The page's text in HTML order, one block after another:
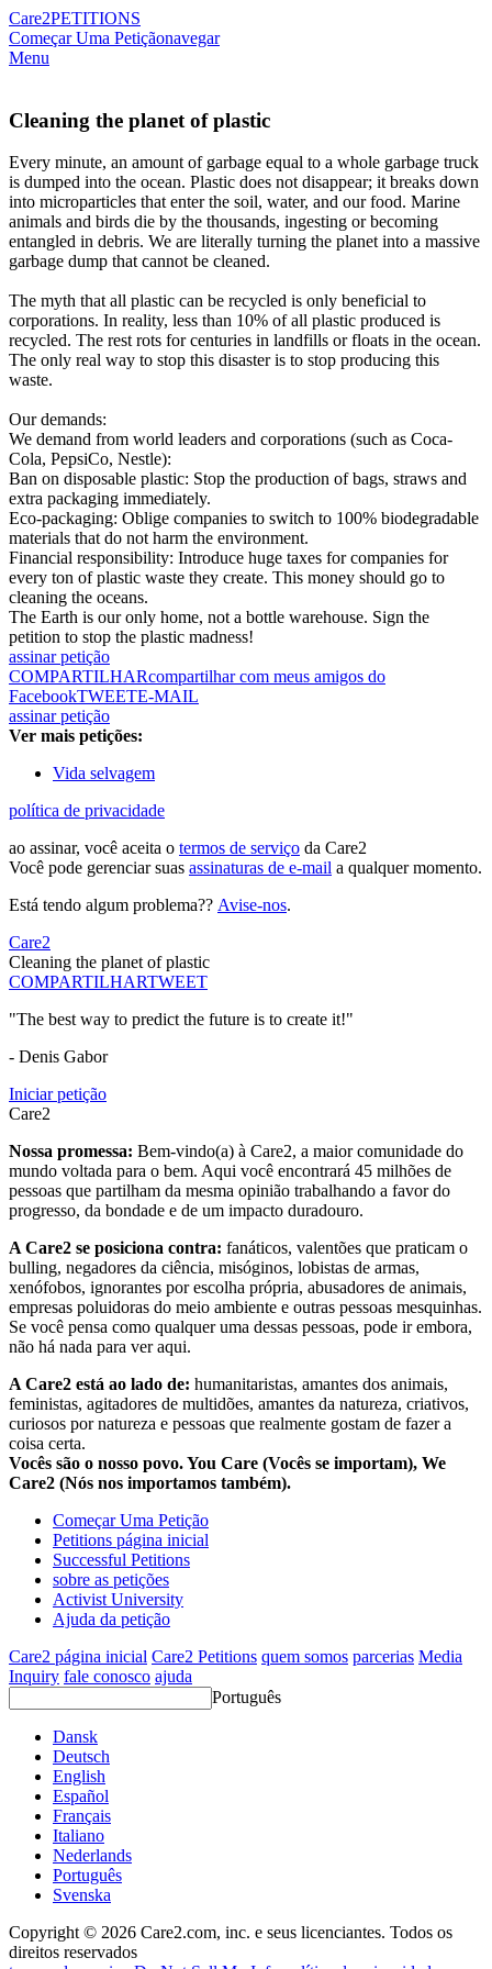
Care2PETITIONS
Começar Uma Petiçãonavegar
Menu
Cleaning the planet of plastic
Every minute, an amount of garbage equal to a whole garbage truck
is dumped into the ocean. Plastic does not disappear; it breaks down
into microparticles that enter the soil, water, and our food. Marine
animals and birds die by the thousands, ingesting or becoming
entangled in debris. We are literally turning the planet into a massive
garbage dump that cannot be cleaned.
The myth that all plastic can be recycled is only beneficial to
corporations. In reality, less than 10% of all plastic produced is
recycled. The rest rots for centuries in landfills or floats in the ocean.
The only real way to stop this disaster is to stop producing this
waste.
Our demands:
We demand from world leaders and corporations (such as Coca-
Cola, PepsiCo, Nestle):
​Ban on disposable plastic: Stop the production of bags, straws and
extra packaging immediately.
​Eco-packaging: Oblige companies to switch to 100% biodegradable
materials that do not harm the environment.
​Financial responsibility: Introduce huge taxes for companies for
every ton of plastic waste they create. This money should go to
cleaning the oceans.
The Earth is our only home, not a bottle warehouse. Sign the
petition to stop the plastic madness!
assinar petição
COMPARTILHARcompartilhar com meus amigos do
FacebookTWEETE-MAIL
assinar petição
Ver mais petições:
Vida selvagem
política de privacidade
ao assinar, você aceita o termos de serviço da Care2
Você pode gerenciar suas assinaturas de e-mail a qualquer momento.
Está tendo algum problema?? Avise-nos.
Care2
Cleaning the planet of plastic
COMPARTILHARTWEET
"The best way to predict the future is to create it!"
- Denis Gabor
Iniciar petição
Care2
Nossa promessa: Bem-vindo(a) à Care2, a maior comunidade do
mundo voltada para o bem. Aqui você encontrará 45 milhões de
pessoas que partilham da mesma opinião trabalhando a favor do
progresso, da bondade e de um impacto duradouro.
A Care2 se posiciona contra: fanáticos, valentões que praticam o
bulling, negadores da ciência, misóginos, lobistas de armas,
xenófobos, ignorantes por escolha própria, abusadores de animais,
empresas poluidoras do meio ambiente e outras pessoas mesquinhas.
Se você pensa como qualquer uma dessas pessoas, pode ir embora,
não há nada para ver aqui.
A Care2 está ao lado de: humanitaristas, amantes dos animais,
feministas, agitadores de multidões, amantes da natureza, criativos,
curiosos por natureza e pessoas que realmente gostam de fazer a
coisa certa.
Vocês são o nosso povo. You Care (Vocês se importam), We
Care2 (Nós nos importamos também).
Começar Uma Petição
Petitions página inicial
Successful Petitions
sobre as petições
Activist University
Ajuda da petição
Care2 página inicial Care2 Petitions quem somos parcerias Media
Inquiry fale conosco ajuda
Português
Dansk
Deutsch
English
Español
Français
Italiano
Nederlands
Português
Svenska
Copyright © 2026 Care2.com, inc. e seus licenciantes. Todos os
direitos reservados